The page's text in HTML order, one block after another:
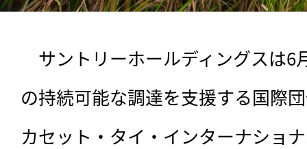
サントリーホールディングスは6
の持続可能な調達を支援する国際
カセット・タイ・インターナショ